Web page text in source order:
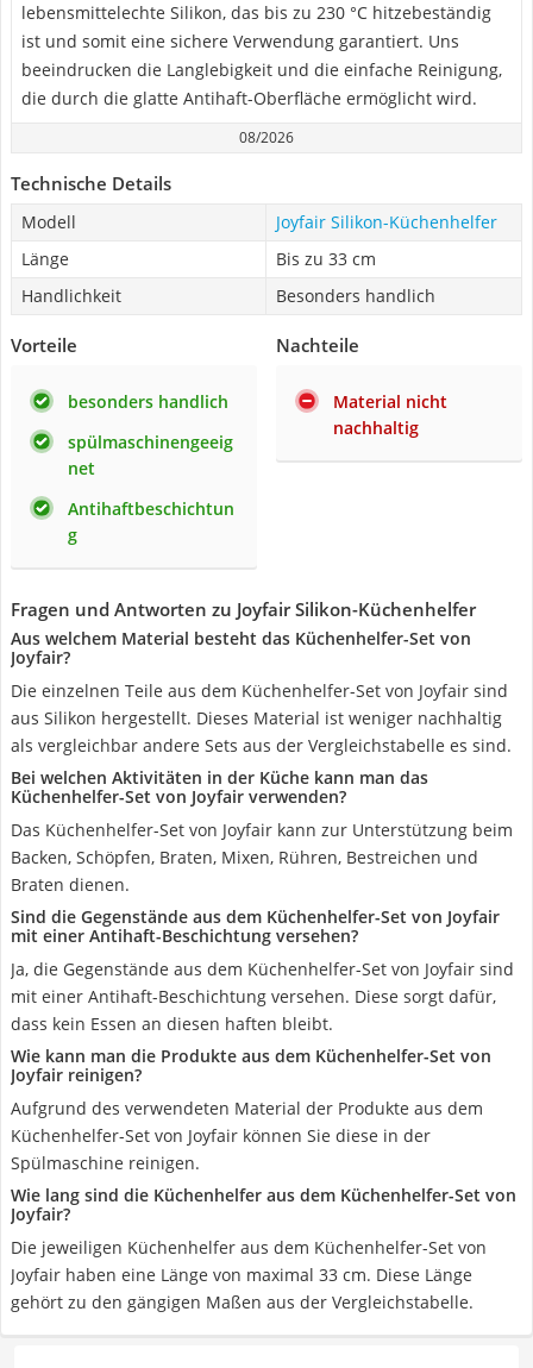
lebensmittelechte Silikon, das bis zu 230 °C hitzebeständig
ist und somit eine sichere Verwendung garantiert. Uns
beeindrucken die Langlebigkeit und die einfache Reinigung,
die durch die glatte Antihaft-Oberfläche ermöglicht wird.
08/2026
Technische Details
Modell
Joyfair Silikon-Küchenhelfer
Länge
Bis zu 33 cm
Handlichkeit
Besonders handlich
Vorteile
besonders handlich
spülmaschinengeeig
net
Antihaftbeschichtun
g
Nachteile
Material nicht
nachhaltig
Fragen und Antworten zu Joyfair Silikon-Küchenhelfer
Aus welchem Material besteht das Küchenhelfer-Set von
Joyfair?
Die einzelnen Teile aus dem Küchenhelfer-Set von Joyfair sind
aus Silikon hergestellt. Dieses Material ist weniger nachhaltig
als vergleichbar andere Sets aus der Vergleichstabelle es sind.
Bei welchen Aktivitäten in der Küche kann man das
Küchenhelfer-Set von Joyfair verwenden?
Das Küchenhelfer-Set von Joyfair kann zur Unterstützung beim
Backen, Schöpfen, Braten, Mixen, Rühren, Bestreichen und
Braten dienen.
Sind die Gegenstände aus dem Küchenhelfer-Set von Joyfair
mit einer Antihaft-Beschichtung versehen?
Ja, die Gegenstände aus dem Küchenhelfer-Set von Joyfair sind
mit einer Antihaft-Beschichtung versehen. Diese sorgt dafür,
dass kein Essen an diesen haften bleibt.
Wie kann man die Produkte aus dem Küchenhelfer-Set von
Joyfair reinigen?
Aufgrund des verwendeten Material der Produkte aus dem
Küchenhelfer-Set von Joyfair können Sie diese in der
Spülmaschine reinigen.
Wie lang sind die Küchenhelfer aus dem Küchenhelfer-Set von
Joyfair?
Die jeweiligen Küchenhelfer aus dem Küchenhelfer-Set von
Joyfair haben eine Länge von maximal 33 cm. Diese Länge
gehört zu den gängigen Maßen aus der Vergleichstabelle.